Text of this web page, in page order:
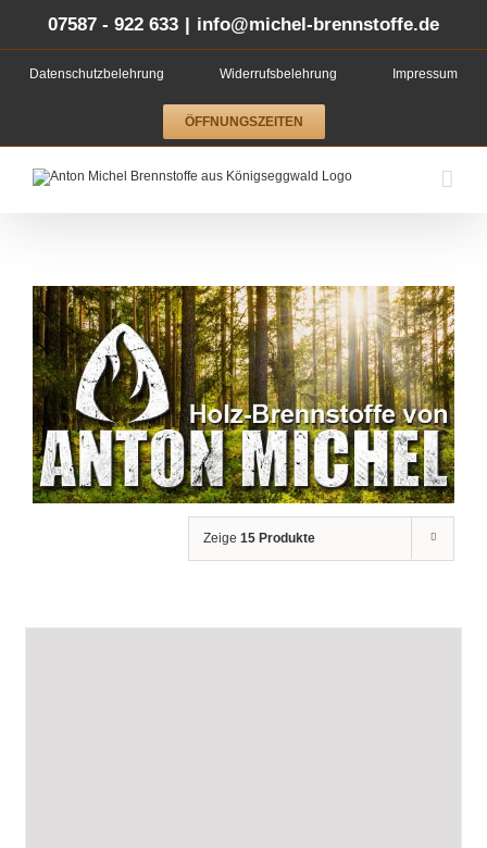
07587 - 922 633 info@michel-brennstoffe.de
Datenschutzbelehrung Widerrufsbelehrung Impressum
ÖFFNUNGSZEITEN
Zeige 15 Produkte